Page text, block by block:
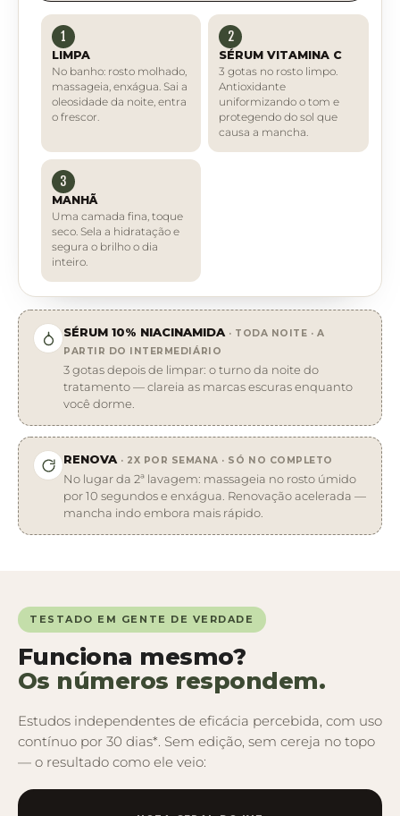
1
LIMPA
No banho: rosto molhado,
massageia, enxágua. Sai a
oleosidade da noite, entra
o frescor.
2
SÉRUM VITAMINA C
3 gotas no rosto limpo.
Antioxidante
uniformizando o tom e
protegendo do sol que
causa a mancha.
3
MANHÃ
Uma camada fina, toque
seco. Sela a hidratação e
segura o brilho o dia
inteiro.
SÉRUM 10% NIACINAMIDA · TODA NOITE · A
PARTIR DO INTERMEDIÁRIO
3 gotas depois de limpar: o turno da noite do
tratamento — clareia as marcas escuras enquanto
você dorme.
RENOVA · 2X POR SEMANA · SÓ NO COMPLETO
No lugar da 2ª lavagem: massageia no rosto úmido
por 10 segundos e enxágua. Renovação acelerada —
mancha indo embora mais rápido.
TESTADO EM GENTE DE VERDADE
Funciona mesmo?
Os números respondem.
Estudos independentes de eficácia percebida, com uso
contínuo por 30 dias*. Sem edição, sem cereja no topo
— o resultado como ele veio: